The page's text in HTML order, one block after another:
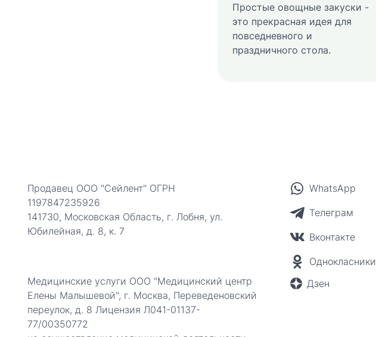
Простые овощные закуски -
это прекрасная идея для
повседневного и
праздничного стола.
Продавец ООО "Сейлент" ОГРН
1197847235926
141730, Московская Область, г. Лобня, ул.
Юбилейная, д. 8, к. 7
Медицинские услуги ООО "Медицинский центр
Елены Малышевой", г. Москва, Переведеновский
переулок, д. 8 Лицензия Л041-01137-
77/00350772
WhatsApp
Телеграм
Вконтакте
Однокласники
Дзен